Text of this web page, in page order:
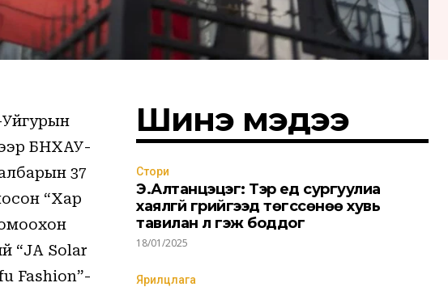
БНХАУ-
37
“Хар
“JA Solar
Fashion”-
Шинэ мэдээ
Стори
Э.Алтанцэцэг: Тэр үед сургуулиа
хаялгүй гүрийгээд төгссөнөө хувь
тавилан л гэж боддог
18/01/2025
Ярилцлага